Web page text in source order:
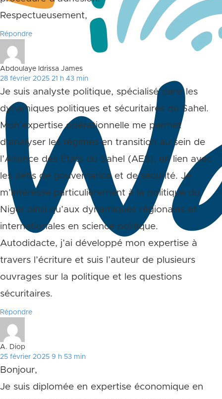
Respectueusement,
Répondre
Abdoulaye Idrissa James
28 février 2025 21 h 43 min
Je suis analyste politique, spécialisé dans les
dynamiques politiques et sécuritaires du Sahel.
Mon expertise opérationnelle me permet
d’analyser les régimes en transition au sein de
l’Alliance des États du Sahel (AES), en lien avec
les défis de gouvernance et de sécurité. Je
m’intéresse particulièrement à la politique du
Niger ainsi qu’aux dynamiques régionales et
internationales en science politique.
Autodidacte, j’ai développé mon expertise à
travers l’écriture et suis l’auteur de plusieurs
ouvrages sur la politique et les questions
sécuritaires.
Répondre
A. Diop
25 février 2025 9 h 53 min
Bonjour,
Je suis diplomée en expertise économique en